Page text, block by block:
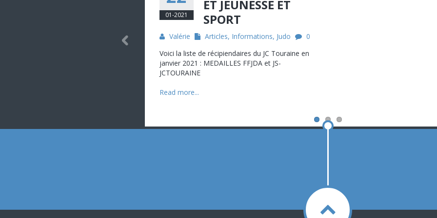
01-2021
ET JEUNESSE ET
SPORT
Valérie Articles, Informations, Judo
0
Voici la liste de récipiendaires du JC Touraine en
janvier 2021 : MEDAILLES FFJDA et JS-
JCTOURAINE
Read more...